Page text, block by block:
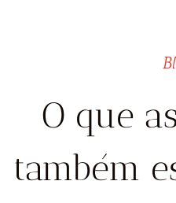
O que
também